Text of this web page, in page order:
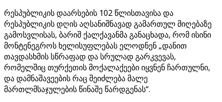
რესპუბლიკის დაარსების 102 წლისთავისა და
რესპუბლიკის დღის აღსანიშნავად გამართულ მიღებაზე
გამოსვლისას, ბარიშ ქალქავანმა განაცხადა, რომ ისინი
მონტენეგროს ხელისუფლებას ელოდნენ „დანით
თავდასხმის სწრაფად და სრულად გარკვევას,
რომელშიც თურქეთის მოქალაქეები იყვნენ ჩართულნი,
და დამნაშავეების რაც შეიძლება მალე
მართლმსაჯულების წინაშე წარდგენას“.